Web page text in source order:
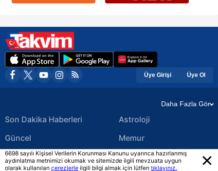
Üye Girişi Üye Ol
Daha Fazla Gör
Son Dakika Haberleri
Güncel
Ekonomi Haberleri
Astroloji
Memur
Yerel Haberler
6698 sayılı Kişisel Verilerin Korunması Kanunu uyarınca hazırlanmış
aydınlatma metnimizi okumak ve sitemizde ilgili mevzuata uygun
olarak kullanılan çerezlerle ilgili bilgi almak için lütfen tıklayınız.